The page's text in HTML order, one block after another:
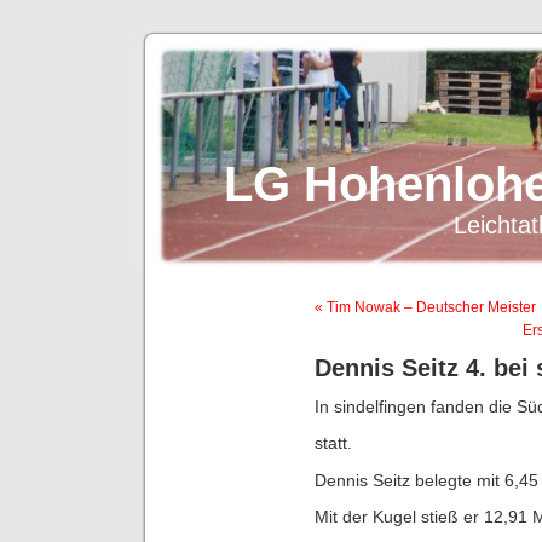
LG
« Tim Nowak – Deutscher Meister
Dennis Seitz 4. bei
In sindelfingen fanden die
statt.
Dennis Seitz belegte mit
Mit der Kugel stieß er 12,91